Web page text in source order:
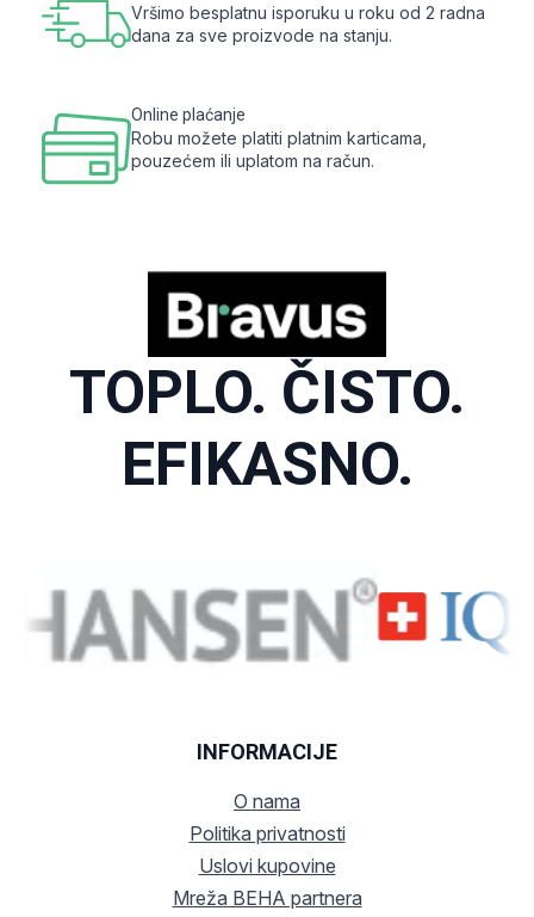
Vršimo besplatnu isporuku u roku od 2 radna
dana za sve proizvode na stanju.
Online plaćanje
Robu možete platiti platnim karticama,
pouzećem ili uplatom na račun.
TOPLO. ČISTO.
EFIKASNO.
INFORMACIJE
O nama
Politika privatnosti
Uslovi kupovine
Mreža BEHA partnera